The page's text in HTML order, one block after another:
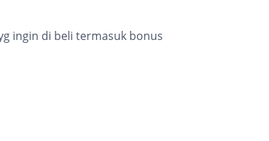
ingin di beli termasuk bonus